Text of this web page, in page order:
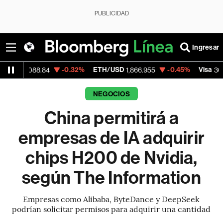
PUBLICIDAD
Ingresar
-0.32% ETH/USD 1,866.955 -0.45% Visa 369.59
NEGOCIOS
China permitirá a
empresas de IA adquirir
chips H200 de Nvidia,
según The Information
Empresas como Alibaba, ByteDance y DeepSeek
podrían solicitar permisos para adquirir una cantidad